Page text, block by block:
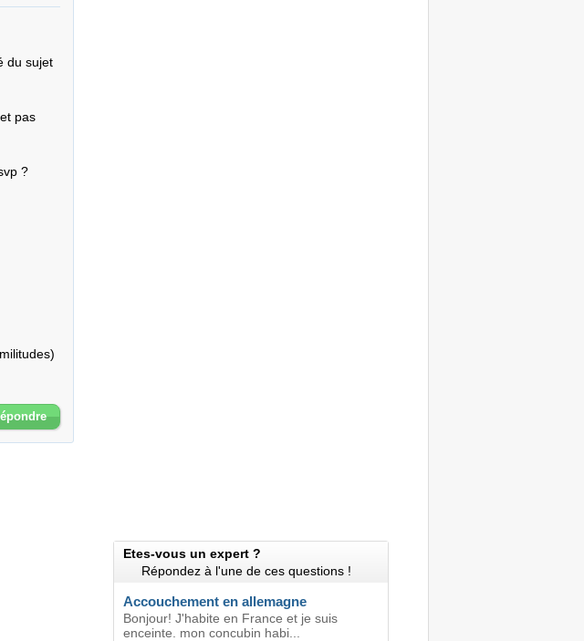
du sujet
pas
?
Etes-vous un expert ?
Répondez à l'une de ces questions !
Accouchement en allemagne
Bonjour! J'habite en France et je suis
enceinte. mon concubin habi...